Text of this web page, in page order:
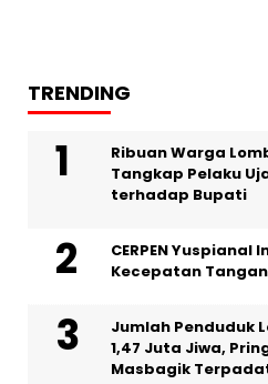
TRENDING
Ribuan Warga
Tangkap Pelaku
terhadap Bupati
CERPEN
Kecepatan Tangan
Jumlah Penduduk
1,47 Juta Jiwa,
Masbagik